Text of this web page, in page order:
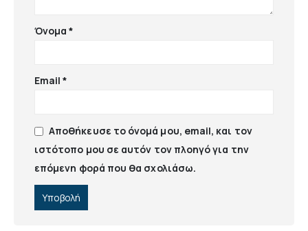
Όνομα*
Email*
Αποθήκευσε το όνομά μου, email, και τον
ιστότοπο μου σε αυτόν τον πλοηγό για την
επόμενη φορά που θα σχολιάσω.